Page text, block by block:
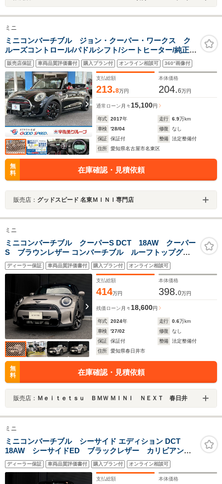
ミニ
ミニコンバーチブル ジョン・クーパー・ワークス ク
ルーズコントロール/パドルシフト/シートヒーター/純正ナ
ビ/バックカメラ/ダイナミカシート/ヘッドアップディスプ
レイ/ドライビングモード/ミラーETC/コンフォートアクセ
ス/オートライト/アイドリングストップ
販売店保証 車両品質評価書付 購入プラン付 オンライン相談可 360°画像付
支払総額
213.8万円
本体価格
204.6万円
通常ローン 月々15,100円
年式 2017年 走行 6.9万km
車検
'28/04 修復
なし
保証
保証付 整備
法定整備付
住所
愛知県名古屋市名東区
無
料
在庫確認・見積依頼
販売店： グッドスピード 名東ＭＩＮＩ専門店
ミニ
ミニコンバーチブル クーパーS DCT 18AW クーパー
S ブラウンレザー コンバーチブル ルーフトップグレ
ー 純正ナビ ACC バックカメラ 前後PDC ウインド
ディフレクター付 シートヒーター ワンオーナー 禁
煙 認定中古車
ディーラー保証 車両品質評価書付 購入プラン付 オンライン相談可
支払総額
414万円
本体価格
398.0万円
残価ローン 月々18,600円
年式 2024年 走行 0.6万km
車検
'27/02 修復
なし
保証
保証付 整備
法定整備付
住所
愛知県春日井市
無
料
在庫確認・見積依頼
販売店： Ｍｅｉｔｅｔｓｕ ＢＭＷ ＭＩＮＩ ＮＥＸＴ 春日井
ミニ
ミニコンバーチブル シーサイド エディション DCT
18AW シーサイドED ブラックレザー カリビアンア
クア クーパーS コンバーチブル 純正ナビ ACC シ
ートヒーター 前後PDC バックカメラ ソフトトッ
プ 禁煙 ワンオーナー NEXT認定中古車
ディーラー保証 車両品質評価書付 購入プラン付 オンライン相談可
支払総額 本体価格